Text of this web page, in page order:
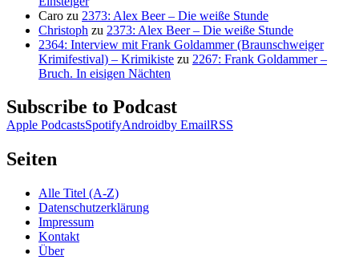
Caro zu 2373: Alex Beer – Die weiße Stunde
Christoph zu 2373: Alex Beer – Die weiße Stunde
2364: Interview mit Frank Goldammer (Braunschweiger
Krimifestival) – Krimikiste zu 2267: Frank Goldammer –
Bruch. In eisigen Nächten
Subscribe to Podcast
Apple PodcastsSpotifyAndroidby EmailRSS
Seiten
Alle Titel (A-Z)
Datenschutzerklärung
Impressum
Kontakt
Über